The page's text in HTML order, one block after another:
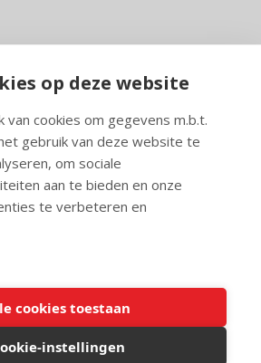
op deze website
van cookies om gegevens m.b.t.
gebruik van deze website te
om sociale
aan te bieden en onze
te verbeteren en
cookies toestaan
instellingen
voorbehouden. Op alle artikelen rust
mail naarcontact@maurice.nl.